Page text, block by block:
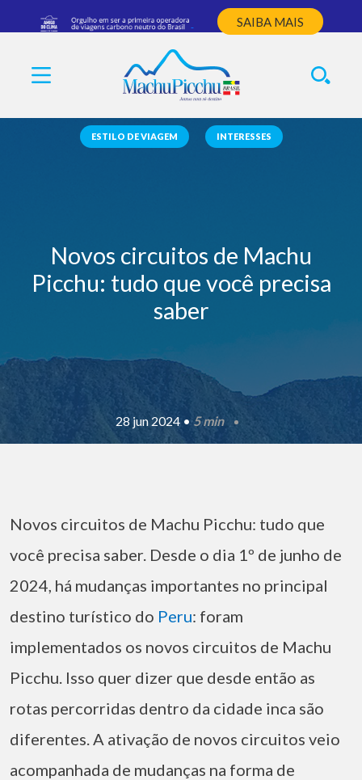
SAIBA MAIS
ESTILO DE VIAGEM INTERESSES
Novos circuitos de Machu
Picchu: tudo que você precisa
saber
28 jun 2024 •5 min
Novos circuitos de Machu Picchu: tudo que
você precisa saber. Desde o dia 1º de junho de
2024, há mudanças importantes no principal
destino turístico do Peru: foram
implementados os novos circuitos de Machu
Picchu. Isso quer dizer que desde então as
rotas percorridas dentro da cidade inca são
diferentes.A ativação de novos circuitos veio
acompanhada de mudanças na forma de